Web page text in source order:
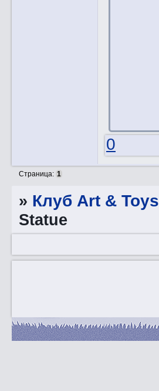
0
Страница: 1
» Клуб Art & Toys
Statue